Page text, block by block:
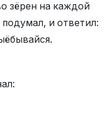
зёрен на каждой
и ответил: